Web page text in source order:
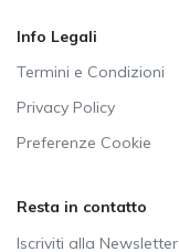
Info Legali
Termini e Condizioni
Privacy Policy
Preferenze Cookie
Resta in contatto
Iscriviti alla Newsletter